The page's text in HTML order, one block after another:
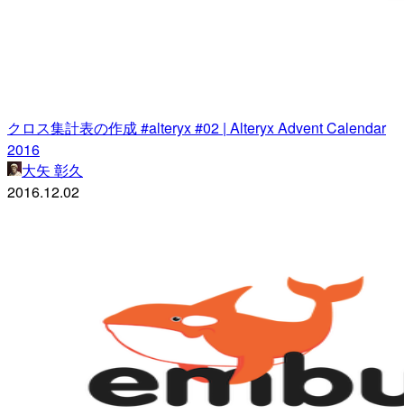
クロス集計表の作成 #alteryx #02 | Alteryx Advent Calendar
2016
大矢 彰久
2016.12.02